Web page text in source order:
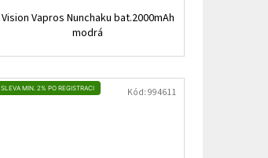
Vision Vapros Nunchaku bat.2000mAh
modrá
SLEVA MIN. 2% PO REGISTRACI Kód:994611